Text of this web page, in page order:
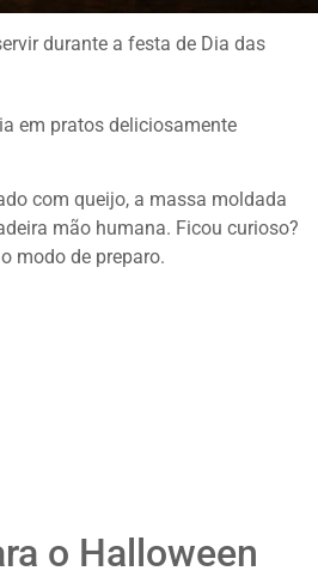
durante a festa de Dia das
em pratos deliciosamente
com queijo, a massa moldada
mão humana. Ficou curioso?
modo de preparo.
o Halloween